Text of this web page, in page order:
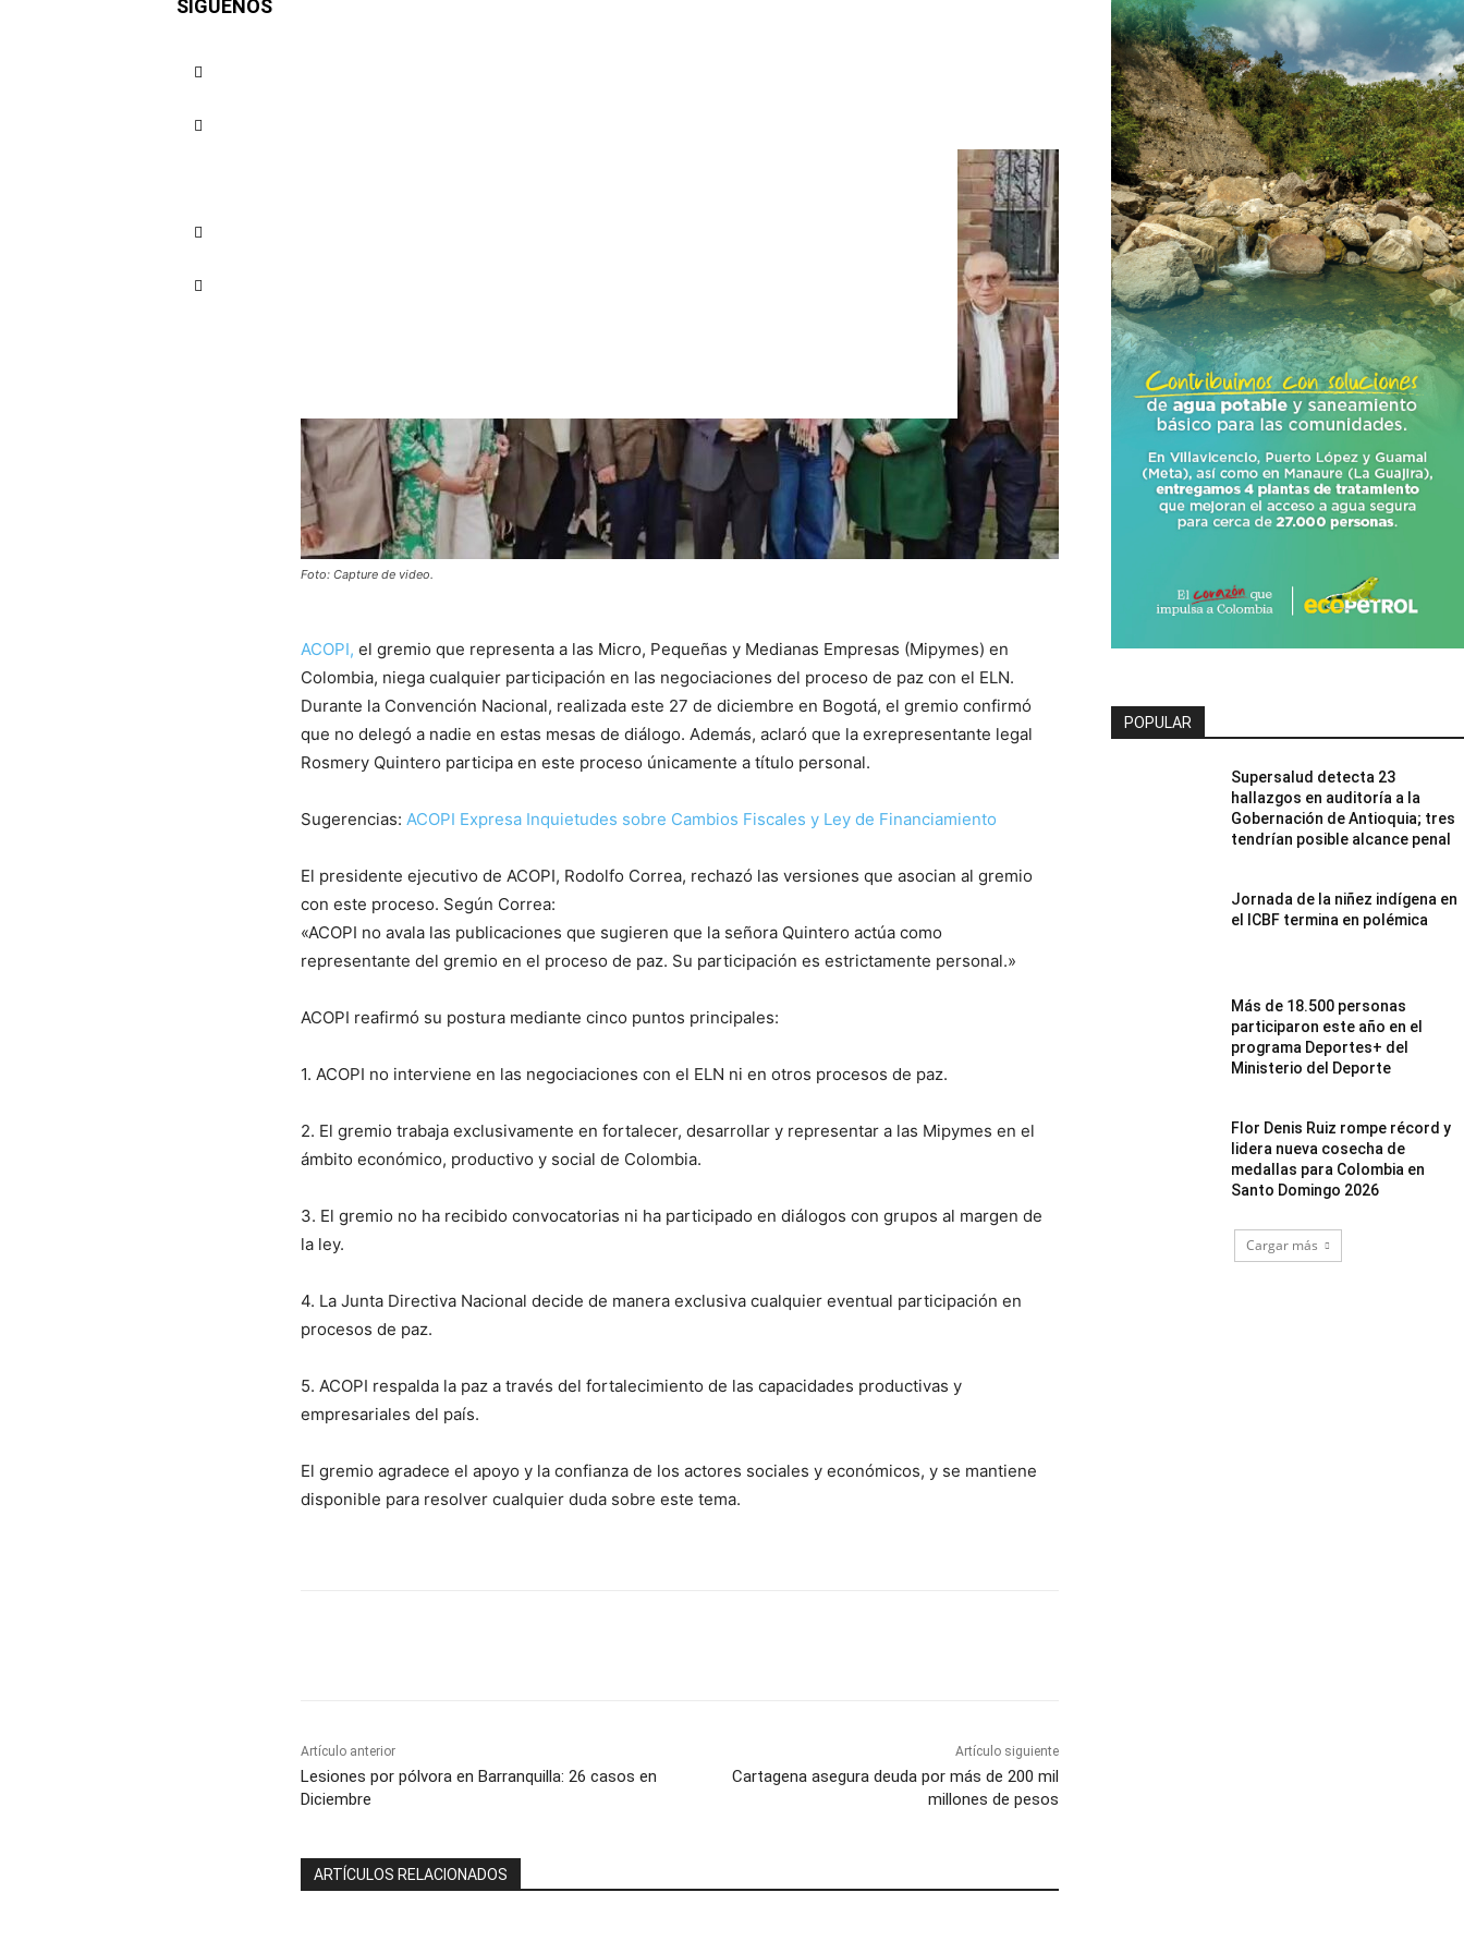
Foto: Capture de video.
ACOPI, el gremio que representa a las Micro, Pequeñas y Medianas Empresas (Mipymes) en
Colombia, niega cualquier participación en las negociaciones del proceso de paz con el ELN.
Durante la Convención Nacional, realizada este 27 de diciembre en Bogotá, el gremio confirmó
que no delegó a nadie en estas mesas de diálogo. Además, aclaró que la exrepresentante legal
Rosmery Quintero participa en este proceso únicamente a título personal.
Sugerencias: ACOPI Expresa Inquietudes sobre Cambios Fiscales y Ley de Financiamiento
El presidente ejecutivo de ACOPI, Rodolfo Correa, rechazó las versiones que asocian al gremio
con este proceso. Según Correa:
«ACOPI no avala las publicaciones que sugieren que la señora Quintero actúa como
representante del gremio en el proceso de paz. Su participación es estrictamente personal.»
ACOPI reafirmó su postura mediante cinco puntos principales:
1. ACOPI no interviene en las negociaciones con el ELN ni en otros procesos de paz.
2. El gremio trabaja exclusivamente en fortalecer, desarrollar y representar a las Mipymes en el
ámbito económico, productivo y social de Colombia.
3. El gremio no ha recibido convocatorias ni ha participado en diálogos con grupos al margen de
la ley.
4. La Junta Directiva Nacional decide de manera exclusiva cualquier eventual participación en
procesos de paz.
5. ACOPI respalda la paz a través del fortalecimiento de las capacidades productivas y
empresariales del país.
El gremio agradece el apoyo y la confianza de los actores sociales y económicos, y se mantiene
disponible para resolver cualquier duda sobre este tema.
Artículo anterior
Lesiones por pólvora en Barranquilla: 26 casos en
Diciembre
Artículo siguiente
Cartagena asegura deuda por más de 200 mil
millones de pesos
ARTÍCULOS RELACIONADOS
POPULAR
Supersalud detecta 23
hallazgos en auditoría a la
Gobernación de Antioquia; tres
tendrían posible alcance penal
Jornada de la niñez indígena en
el ICBF termina en polémica
Más de 18.500 personas
participaron este año en el
programa Deportes+ del
Ministerio del Deporte
Flor Denis Ruiz rompe récord y
lidera nueva cosecha de
medallas para Colombia en
Santo Domingo 2026
Cargar más
SÍGUENOS